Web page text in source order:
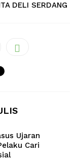
DELI SERDANG
Ujaran
Cari